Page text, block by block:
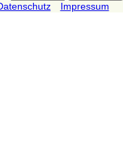
Impressum